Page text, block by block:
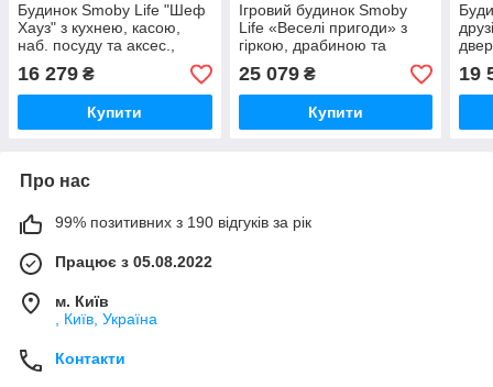
Будинок Smoby Life "Шеф
Хауз" з кухнею, касою,
наб. посуду та аксес.,
(7600810407)
16 279 ₴
Купити
Ігровий будинок Smoby
Life «Веселі пригоди» з
гіркою, драбиною та
стіною для лазіння
(7600811100)
25 079₴
Купити
19
Про нас
99% позитивних з 190 відгуків за рік
Працює з 05.08.2022
м. Київ
, Київ, Україна
Контакти